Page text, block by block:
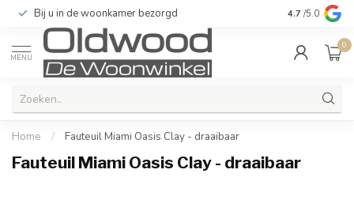
Bij u in de woonkamer bezorgd Kwaliteit &
4.7 /5.0
MENU
0
Home / Fauteuil Miami Oasis Clay - draaibaar
Fauteuil Miami Oasis Clay - draaibaar